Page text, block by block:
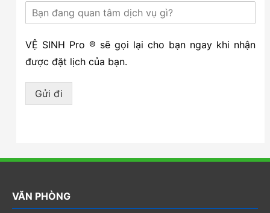
VỆ SINH Pro ® sẽ gọi lại cho bạn ngay khi nhận
được đặt lịch của bạn.
Gửi đi
VĂN PHÒNG